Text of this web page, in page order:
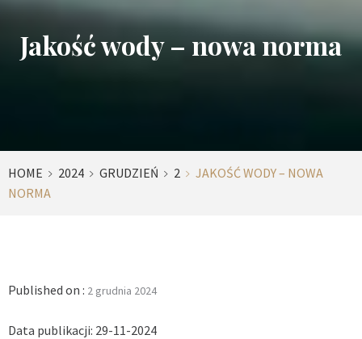
Jakość wody – nowa norma
HOME 2024 GRUDZIEŃ 2
JAKOŚĆ WODY – NOWA
NORMA
Published on : 2 grudnia 2024
Data publikacji: 29-11-2024